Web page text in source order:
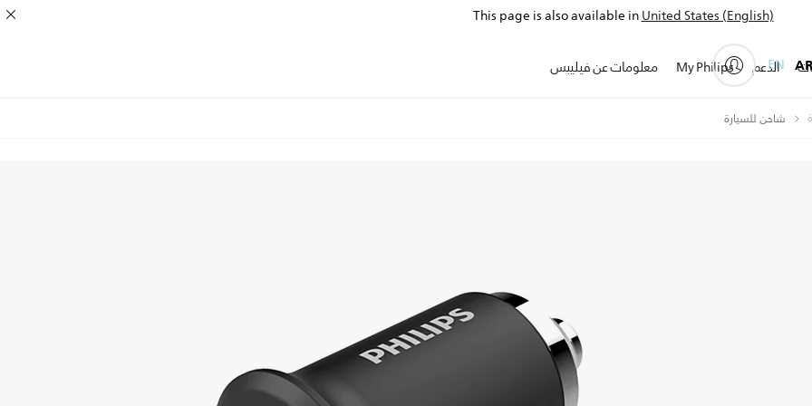
This page is also available inUnited States (English)
الدعم My Philips معلومات عن فيليبس EN
شاحن للسيارة